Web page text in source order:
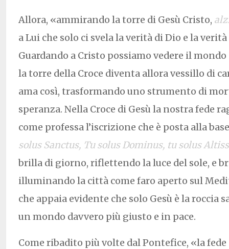
Allora, «ammirando la torre di Gesù Cristo,
a Lui che solo ci svela la verità di Dio e la
Guardando a Cristo possiamo vedere il
la torre della Croce diventa allora vessillo di
ama così, trasformando uno strumento di
speranza. Nella Croce di Gesù la nostra fede
come professa l’iscrizione che è posta alla
solus Sanctus, Tu solus Dominus, tu solus
brilla di giorno, riflettendo la luce del sole, e
illuminando la città come faro aperto sul
che appaia evidente che solo Gesù è la roccia
un mondo davvero più giusto e in pace.
Come ribadito più volte dal Pontefice, «la